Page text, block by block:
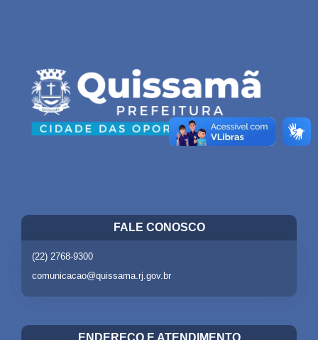
FALE CONOSCO
(22) 2768-9300
comunicacao@quissama.rj.gov.br
ENDEREÇO E ATENDIMENTO